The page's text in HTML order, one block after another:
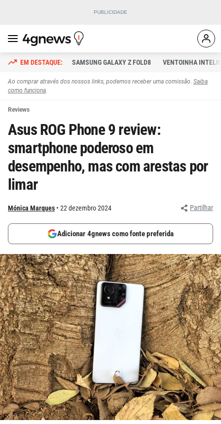
SAMSUNG GALAXY Z FOLD8 VENTOINHA
Ao comprar através dos nossos links, podemos receber uma comissão. Saiba
como funciona.
Reviews
Asus ROG Phone 9 review:
smartphone poderoso em
desempenho, mas com arestas por
limar
Mónica Marques 22 dezembro 2024 Partilhar
Adicionar 4gnews como fonte preferida